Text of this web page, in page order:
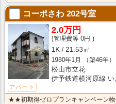
コーポさわ 202号室
アパート
2.0万円
0円
1K
21.53㎡
1980年1月
（築46年）
松山市立花
伊予鉄道横河原線